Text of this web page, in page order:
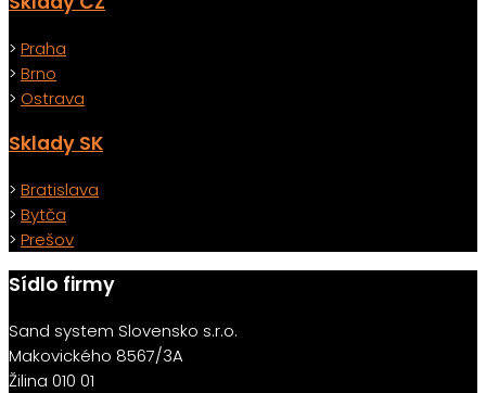
> Praha
> Brno
> Ostrava
Sklady SK
> Bratislava
> Bytča
> Prešov
Sídlo firmy
Sand system Slovensko s.r.o.
Makovického 8567/3A
Žilina 010 01